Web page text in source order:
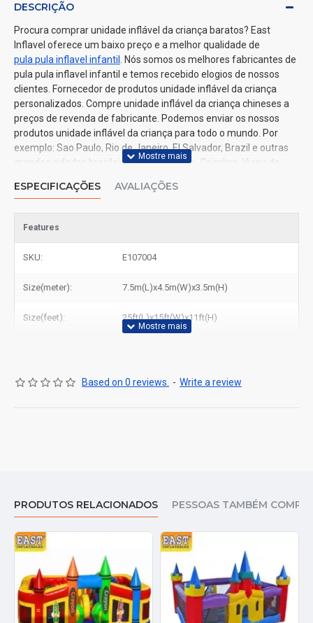
DESCRIÇÃO
Procura comprar unidade inflável da criança baratos? East
Inflavel oferece um baixo preço e a melhor qualidade de
pula pula inflavel infantil
. Nós somos os melhores fabricantes de
pula pula inflavel infantil e temos recebido elogios de nossos
clientes. Fornecedor de produtos unidade inflável da criança
personalizados. Compre unidade inflável da criança chineses a
preços de revenda de fabricante. Podemos enviar os nossos
produtos unidade inflável da criança para todo o mundo. Por
exemplo: Sao Paulo, Rio de Janeiro, El Salvador, Brazil e outras
grandes cidades brasileiras, Lisboa, Porto, Coimbra, Viana do
ESPECIFICAÇÕES AVALIAÇÕES
Features
SKU: E107004
Size(meter): 7.5m(L)x4.5m(W)x3.5m(H)
Size(feet): 25ft(L)x15ft(W)x11ft(H)
Based on 0 reviews. - Write a review
PRODUTOS RELACIONADOS PESSOAS TAMBÉM